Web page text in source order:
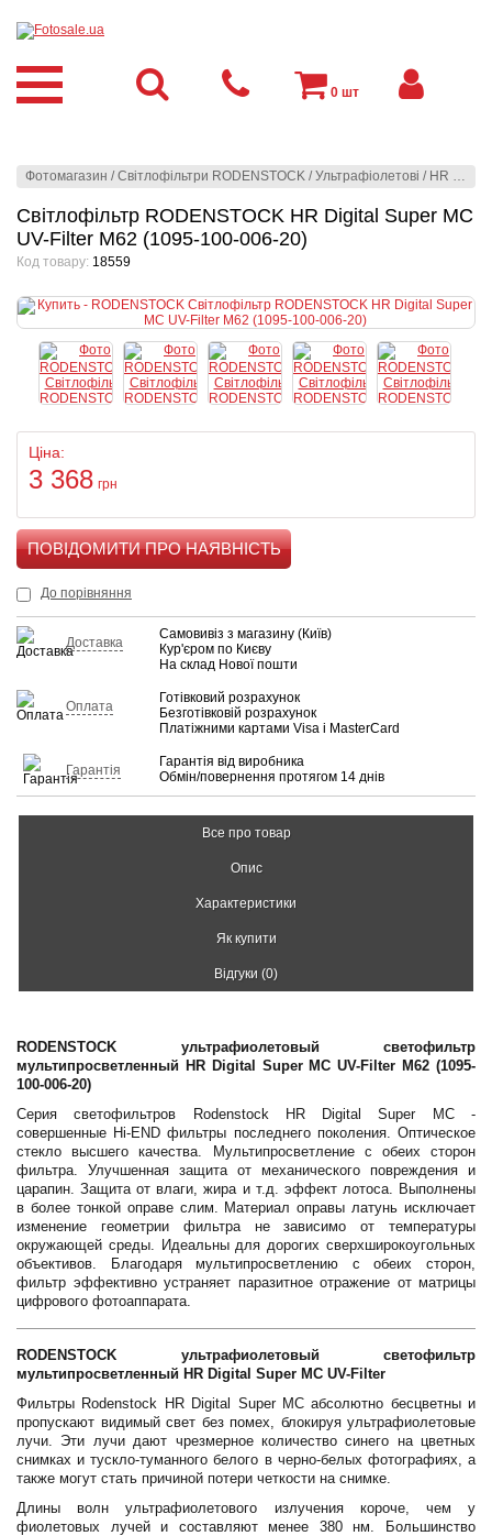
Фотомагазин /Світлофільтри RODENSTOCK /Ультрафіолетові / HR Digital Super - Мультипросвітлені
Світлофільтр RODENSTOCK HR Digital Super MC
UV-Filter M62 (1095-100-006-20)
Код товару: 18559
Ціна:
3 368 грн
КУПИТИ
До порівняння
Доставка
Самовивіз з магазину (Київ)
Кур'єром по Києву
На склад Нової пошти
Оплата
Готівковий розрахунок
Безготівковій розрахунок
Платіжними картами Visa і MasterCard
Гарантія
Гарантія від виробника
Обмін/повернення протягом 14 днів
Все про товар
Опис
Характеристики
Як купити
Відгуки (0)
RODENSTOCK ультрафиолетовый светофильтр
мультипросветленный HR Digital Super MC UV-Filter M62 (1095-
100-006-20)
Серия светофильтров Rodenstock HR Digital Super MC -
совершенные Hi-END фильтры последнего поколения. Оптическое
стекло высшего качества. Мультипросветление с обеих сторон
фильтра. Улучшенная защита от механического повреждения и
царапин. Защита от влаги, жира и т.д. эффект лотоса. Выполнены
в более тонкой оправе слим. Материал оправы латунь исключает
изменение геометрии фильтра не зависимо от температуры
окружающей среды. Идеальны для дорогих сверхширокоугольных
объективов. Благодаря мультипросветлению с обеих сторон,
фильтр эффективно устраняет паразитное отражение от матрицы
цифрового фотоаппарата.
RODENSTOCK ультрафиолетовый светофильтр
мультипросветленный HR Digital Super MC UV-Filter
Фильтры Rodenstock HR Digital Super MC абсолютно бесцветны и
пропускают видимый свет без помех, блокируя ультрафиолетовые
лучи. Эти лучи дают чрезмерное количество синего на цветных
снимках и тускло-туманного белого в черно-белых фотографиях, а
также могут стать причиной потери четкости на снимке.
Длины волн ультрафиолетового излучения короче, чем у
фиолетовых лучей и составляют менее 380 нм. Большинство
0 шт